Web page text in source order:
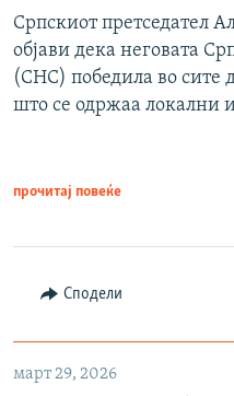
Српскиот претседател
објави дека неговата
(СНС) победила во сите
што се одржаа локални
прочитај повеќе
Сподели
март 29, 2026